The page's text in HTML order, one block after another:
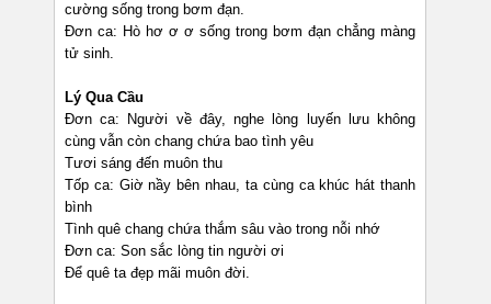
cường sống trong bơm đạn.
Đơn ca: Hò hơ ơ ơ sống trong bơm đạn chẳng màng
tử sinh.
Lý Qua Cầu
Đơn ca: Người về đây, nghe lòng luyến lưu không
cùng vẫn còn chang chứa bao tình yêu
Tươi sáng đến muôn thu
Tốp ca: Giờ nầy bên nhau, ta cùng ca khúc hát thanh
bình
Tình quê chang chứa thắm sâu vào trong nỗi nhớ
Đơn ca: Son sắc lòng tin người ơi
Để quê ta đẹp mãi muôn đời.